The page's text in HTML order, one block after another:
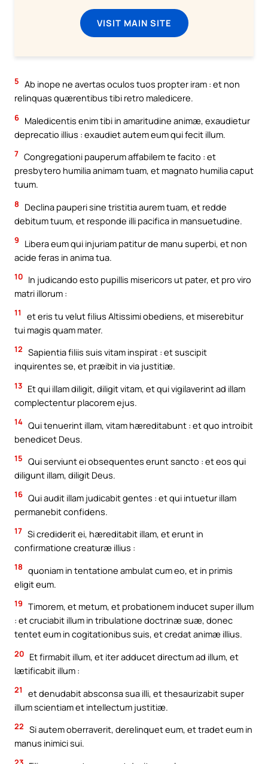
VISIT MAIN SITE
5 Ab inope ne avertas oculos tuos propter iram : et non
relinquas quærentibus tibi retro maledicere.
6 Maledicentis enim tibi in amaritudine animæ, exaudietur
deprecatio illius : exaudiet autem eum qui fecit illum.
7 Congregationi pauperum affabilem te facito : et
presbytero humilia animam tuam, et magnato humilia caput
tuum.
8
Declina pauperi sine tristitia aurem tuam, et redde
debitum tuum, et responde illi pacifica in mansuetudine.
9
Libera eum qui injuriam patitur de manu superbi, et non
acide feras in anima tua.
10 In judicando esto pupillis misericors ut pater, et pro viro
matri illorum :
11
et eris tu velut filius Altissimi obediens, et miserebitur
tui magis quam mater.
12 Sapientia filiis suis vitam inspirat : et suscipit
inquirentes se, et præibit in via justitiæ.
13 Et qui illam diligit, diligit vitam, et qui vigilaverint ad illam
complectentur placorem ejus.
14 Qui tenuerint illam, vitam hæreditabunt : et quo introibit
benedicet Deus.
15 Qui serviunt ei obsequentes erunt sancto : et eos qui
diligunt illam, diligit Deus.
16 Qui audit illam judicabit gentes : et qui intuetur illam
permanebit confidens.
17 Si crediderit ei, hæreditabit illam, et erunt in
confirmatione creaturæ illius :
18 quoniam in tentatione ambulat cum eo, et in primis
eligit eum.
19 Timorem, et metum, et probationem inducet super illum
: et cruciabit illum in tribulatione doctrinæ suæ, donec
tentet eum in cogitationibus suis, et credat animæ illius.
20 Et firmabit illum, et iter adducet directum ad illum, et
lætificabit illum :
21
et denudabit absconsa sua illi, et thesaurizabit super
illum scientiam et intellectum justitiæ.
22 Si autem oberraverit, derelinquet eum, et tradet eum in
manus inimici sui.